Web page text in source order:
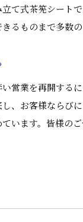
て式茶筅シート
るものまで多数
営業を再開する
、お客様ならび
います。皆様の